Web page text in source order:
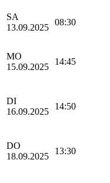
SA
13.09.2025
08:30
MO
15.09.2025
14:45
DI
16.09.2025
14:50
DO
18.09.2025
13:30